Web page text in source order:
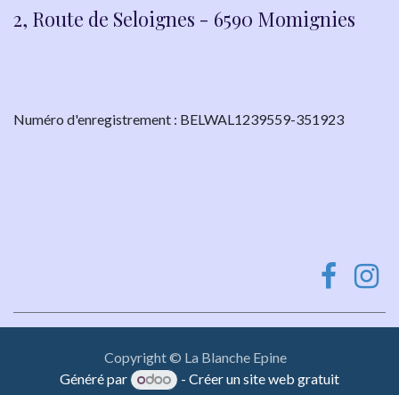
2, Route de Seloignes - 6590 Momignies
Numéro d'enregistrement : BELWAL1239559-351923
Copyright © La Blanche Epine
Généré par
- Créer unsite web gratuit